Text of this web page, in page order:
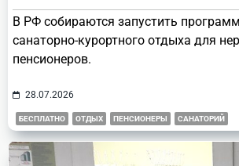
В РФ собираются запустить
санаторно-курортного отдыха для
пенсионеров.
28.07.2026
БЕСПЛАТНО ОТДЫХ ПЕНСИОНЕРЫ САНАТОРИЙ